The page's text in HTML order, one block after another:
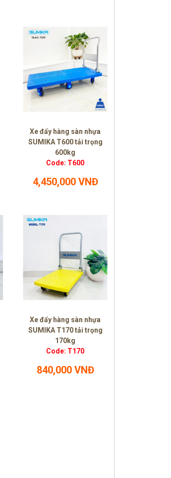
Xe đẩy hàng sàn nhựa
SUMIKA T600 tải trọng
600kg
Code: T600
4,450,000 VNĐ
Xe đẩy hàng sàn nhựa
SUMIKA T170 tải trọng
170kg
Code: T170
840,000 VNĐ